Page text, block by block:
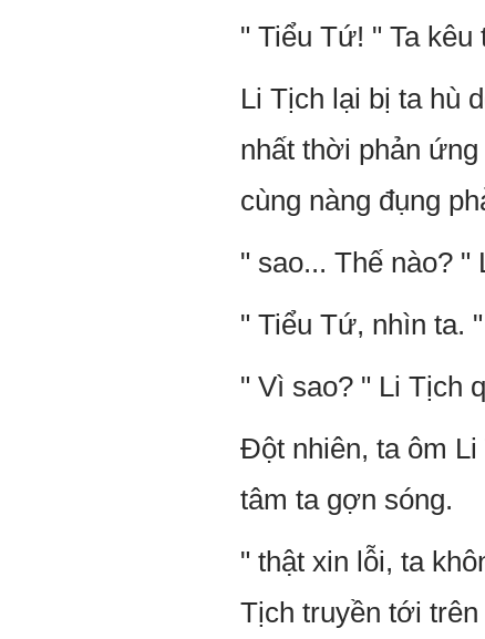
" Tiểu Tứ! " Ta
Li Tịch lại bị ta hù
nhất thời phản
cùng nàng đụng
" sao... Thế nào?
" Tiểu Tứ, nhìn ta.
" Vì sao? " Li Tịch
Đột nhiên, ta ôm
tâm ta gợn sóng.
" thật xin lỗi, ta
Tịch truyền tới